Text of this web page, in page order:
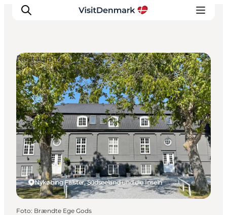
Inspiration
Regionen
Erlebnisse
Unterkünfte
Reiseplanung
Nykøbing Falster, Südseeland und die Inseln
Restaurants
Foto: Brændte Ege Gods